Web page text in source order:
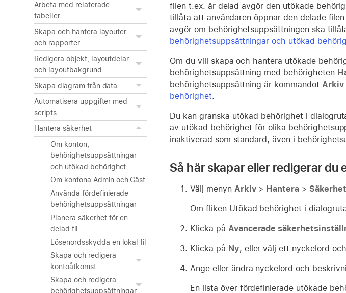
Arbeta med relaterade
tabeller
Skapa och hantera layouter
och rapporter
Redigera objekt, layoutdelar
och layoutbakgrund
Skapa diagram från data
Automatisera uppgifter med
scripts
Hantera säkerhet
Om konton,
behörighetsuppsättningar
och utökad behörighet
Om kontona Admin och Gäst
Använda fördefinierade
behörighetsuppsättningar
Planera säkerhet för en
delad fil
Lösenordsskydda en lokal fil
Skapa och redigera
kontoåtkomst
Skapa och redigera
behörighetsuppsättningar
filen t.ex. är delad avgör den utökade
tillåta att användaren öppnar den delade
avgör om behörighetsuppsättningen ska
behörighetsuppsättningar och utökad
Om du vill skapa och hantera utökade
behörighetsuppsättning med behörigheten
behörighetsuppsättning är kommandot Arkiv
behörighet.
Du kan granska utökad behörighet i
av utökad behörighet för olika
inaktiverad som standard, även i
Så här skapar eller redigerar du
Välj menyn Arkiv> Hantera > Säkerhet
Om fliken Utökad behörighet i
Klicka på Avancerade
Klicka på Ny, eller välj ett nyckelord
Ange eller ändra nyckelord och
En lista över fördefinierade utökade